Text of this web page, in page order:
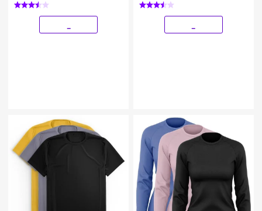
Solar UV Masculina
Solar UV Masculina